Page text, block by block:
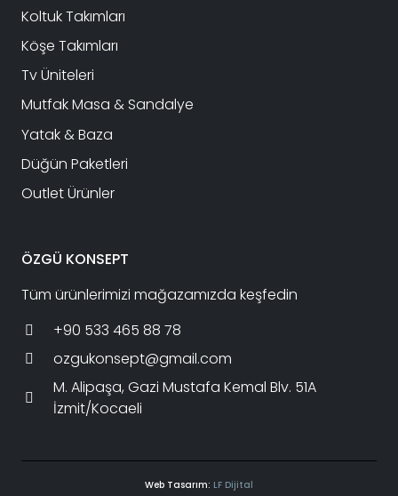
Koltuk Takımları
Köşe Takımları
Tv Üniteleri
Mutfak Masa & Sandalye
Yatak & Baza
Düğün Paketleri
Outlet Ürünler
ÖZGÜ KONSEPT
Tüm ürünlerimizi mağazamızda keşfedin
+90 533 465 88 78
ozgukonsept@gmail.com
M. Alipaşa, Gazi Mustafa Kemal Blv. 51A
İzmit/Kocaeli
Web Tasarım: LF Dijital